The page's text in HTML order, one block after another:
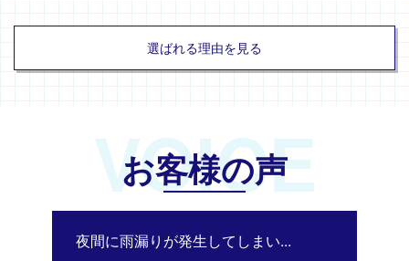
選ばれる理由を見る
VOICE
お客様の声
夜間に雨漏りが発生してしまい...